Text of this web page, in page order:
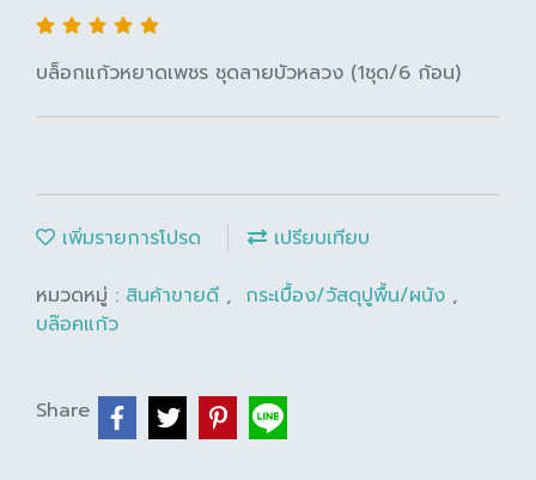
บล็อกแก้วหยาดเพชร ชุดลายบัวหลวง (1ชุด/6 ก้อน)
เพิ่มรายการโปรด
เปรียบเทียบ
หมวดหมู่ : สินค้าขายดี , กระเบื้อง/วัสดุปูพื้น/ผนัง ,
บล๊อคแก้ว
Share